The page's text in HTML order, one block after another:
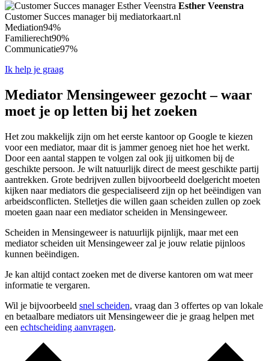
Esther Veenstra
Customer Succes manager bij mediatorkaart.nl
Mediation94%
Familierecht90%
Communicatie97%
Ik help je graag
Mediator Mensingeweer gezocht – waar
moet je op letten bij het zoeken
Het zou makkelijk zijn om het eerste kantoor op Google te kiezen
voor een mediator, maar dit is jammer genoeg niet hoe het werkt.
Door een aantal stappen te volgen zal ook jij uitkomen bij de
geschikte persoon. Je wilt natuurlijk direct de meest geschikte partij
aantrekken. Grote bedrijven zullen bijvoorbeeld doelgericht moeten
kijken naar mediators die gespecialiseerd zijn op het beëindigen van
arbeidsconflicten. Stelletjes die willen gaan scheiden zullen op zoek
moeten gaan naar een mediator scheiden in Mensingeweer.
Scheiden in Mensingeweer is natuurlijk pijnlijk, maar met een
mediator scheiden uit Mensingeweer zal je jouw relatie pijnloos
kunnen beëindigen.
Je kan altijd contact zoeken met de diverse kantoren om wat meer
informatie te vergaren.
Wil je bijvoorbeeld snel scheiden, vraag dan 3 offertes op van lokale
en betaalbare mediators uit Mensingeweer die je graag helpen met
een echtscheiding aanvragen.